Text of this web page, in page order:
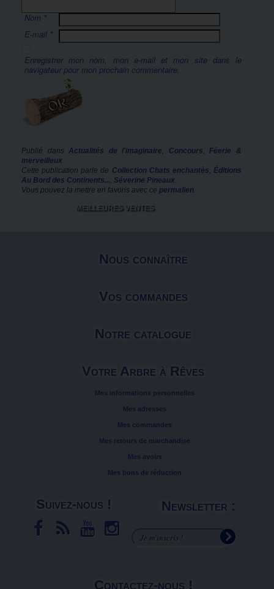
Nom *
E-mail *
Enregistrer mon nom, mon e-mail et mon site dans le
navigateur pour mon prochain commentaire.
Publié dans Actualités de l'imaginaire Concours
Féerie &
merveilleux
Cette publication parle de Collection Chats enchantés
Éditions
Au Bord des Continents...
Séverine Pineaux
Vous pouvez la mettre en favoris avec ce permalien
MEILLEURES VENTES
Nous connaître
Vos commandes
Notre catalogue
Votre Arbre à Rêves
Mes informations personnelles
Mes adresses
Mes commandes
Mes retours de marchandise
Mes avoirs
Mes bons de réduction
Suivez-nous ! Newsletter :
Contactez-nous !